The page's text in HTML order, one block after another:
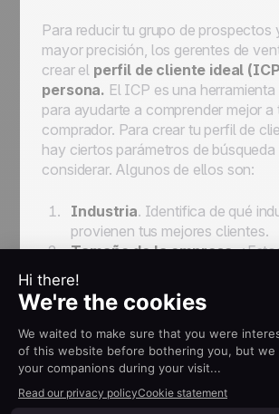
Para reducir tu grupo de prospectos
mayor precisión, los gerentes de
crear el perfil de cliente ideal
persona. El ICP es una
para ayudarte a comprender mejor a
comprador. Para crear tu perfil de
hay ciertos parámetros de búsqueda
considerar. Algunos de ellos son:
Industria. Identifica de qué
provienen tus mejores clientes.
Tamaño de la empresa.
provienen de un tamaño de
Cargo.
¿Quiénes son los
involucrados en las diferentes
proceso de compra?
Ingresos. ¿Cuál sería el
empresa a la que deseas